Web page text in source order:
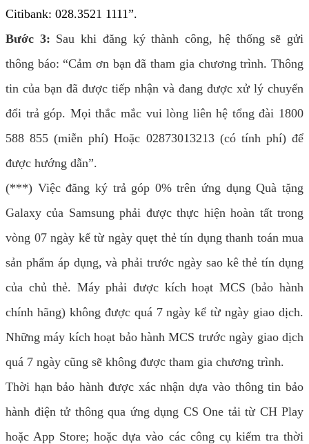
Citibank: 028.3521 1111”.
Bước 3: Sau khi đăng ký thành công, hệ thống sẽ gửi
thông báo: “Cảm ơn bạn đã tham gia chương trình. Thông
tin của bạn đã được tiếp nhận và đang được xử lý chuyển
đổi trả góp. Mọi thắc mắc vui lòng liên hệ tổng đài 1800
588 855 (miễn phí) Hoặc 02873013213 (có tính phí) để
được hướng dẫn”.
(***) Việc đăng ký trả góp 0% trên ứng dụng Quà tặng
Galaxy của Samsung phải được thực hiện hoàn tất trong
vòng 07 ngày kể từ ngày quẹt thẻ tín dụng thanh toán mua
sản phẩm áp dụng, và phải trước ngày sao kê thẻ tín dụng
của chủ thẻ. Máy phải được kích hoạt MCS (bảo hành
chính hãng) không được quá 7 ngày kể từ ngày giao dịch.
Những máy kích hoạt bảo hành MCS trước ngày giao dịch
quá 7 ngày cũng sẽ không được tham gia chương trình.
Thời hạn bảo hành được xác nhận dựa vào thông tin bảo
hành điện tử thông qua ứng dụng CS One tải từ CH Play
hoặc App Store; hoặc dựa vào các công cụ kiểm tra thời